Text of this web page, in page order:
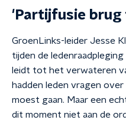
'Partijfusie brug
GroenLinks-leider Jesse
tijden de
leidt tot het verwateren
hadden leden vragen
moest gaan. Maar een
dit moment niet aan de